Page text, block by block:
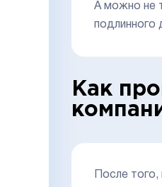
А можно не
подлинного
Как
После